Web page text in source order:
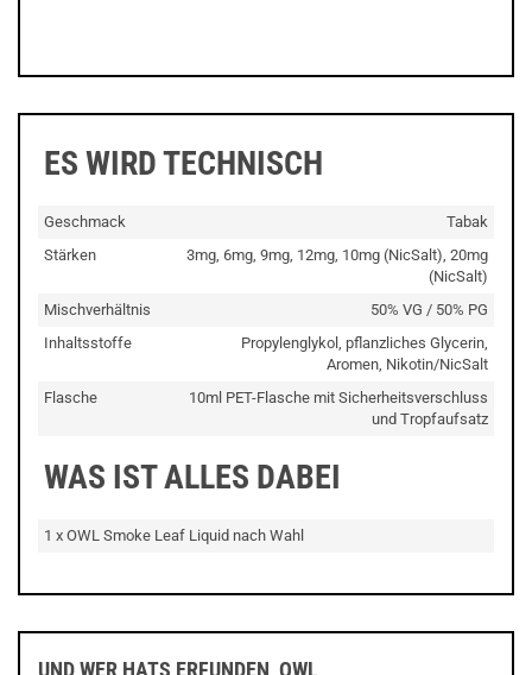
ES WIRD TECHNISCH
Geschmack
Tabak
Stärken
3mg, 6mg, 9mg, 12mg, 10mg (NicSalt), 20mg
(NicSalt)
Mischverhältnis
50% VG / 50% PG
Inhaltsstoffe
Propylenglykol, pflanzliches Glycerin,
Aromen, Nikotin/NicSalt
Flasche
10ml PET-Flasche mit Sicherheitsverschluss
und Tropfaufsatz
WAS IST ALLES DABEI
1 x OWL Smoke Leaf Liquid nach Wahl
UND WER HATS ERFUNDEN, OWL